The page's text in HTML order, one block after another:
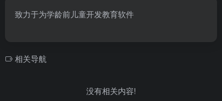
致力于为学龄前儿童开发教育软件
相关导航
没有相关内容!